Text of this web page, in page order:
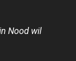
Nood wil